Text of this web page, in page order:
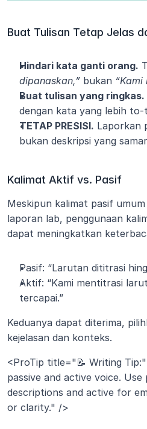
Buat Tulisan Tetap Jelas
Hindari kata ganti orang.
dipanaskan,” bukan
Buat tulisan yang ringkas.
dengan kata yang lebih
TETAP PRESISI. Laporkan
bukan deskripsi yang
Kalimat Aktif vs. Pasif
Meskipun kalimat pasif
laporan lab, penggunaan
dapat meningkatkan
Pasif: “Larutan dititrasi
Aktif: “Kami mentitrasi
tercapai.”
Keduanya dapat diterima,
kejelasan dan konteks.
<ProTip title="📝 Writing
passive and active voice.
descriptions and active for
or clarity." />